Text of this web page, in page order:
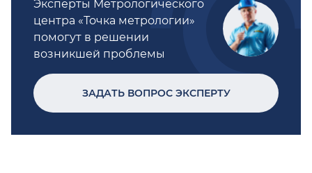
Эксперты Метрологического
центра «Точка метрологии»
помогут в решении
возникшей проблемы
ЗАДАТЬ ВОПРОС ЭКСПЕРТУ